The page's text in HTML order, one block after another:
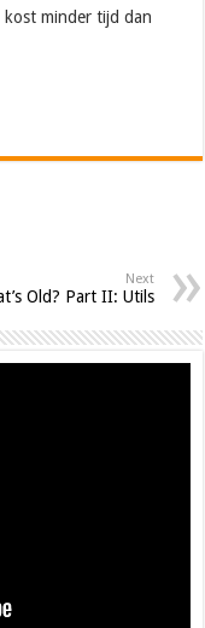
kost minder tijd dan
Next
Old? Part II: Utils